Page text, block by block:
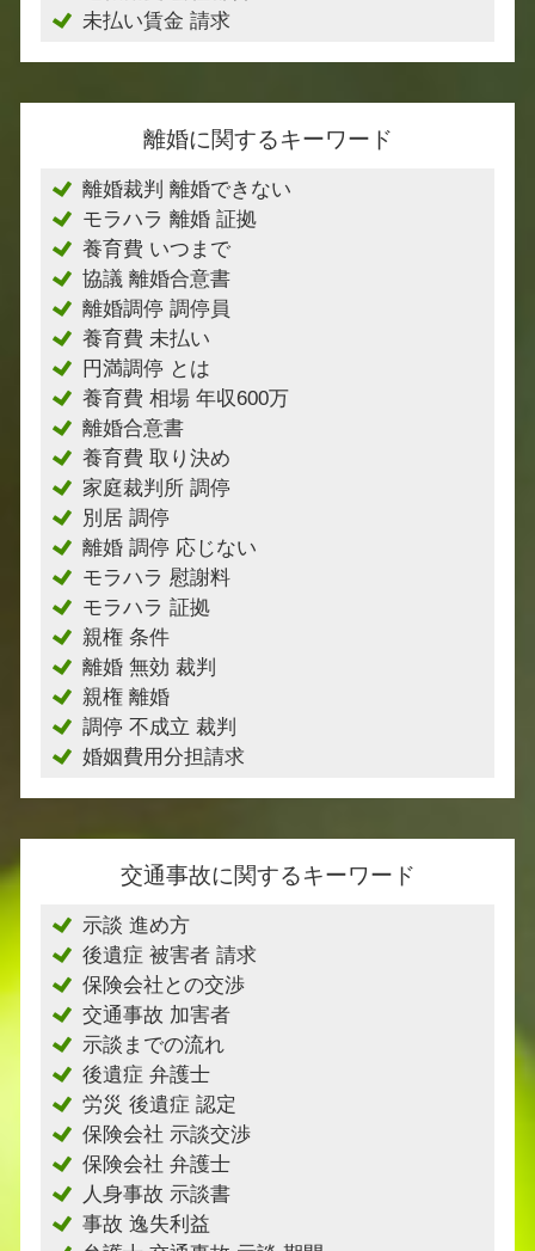
未払い賃金 請求
離婚に関するキーワード
離婚裁判 離婚できない
モラハラ 離婚 証拠
養育費 いつまで
協議 離婚合意書
離婚調停 調停員
養育費 未払い
円満調停 とは
養育費 相場 年収600万
離婚合意書
養育費 取り決め
家庭裁判所 調停
別居 調停
離婚 調停 応じない
モラハラ 慰謝料
モラハラ 証拠
親権 条件
離婚 無効 裁判
親権 離婚
調停 不成立 裁判
婚姻費用分担請求
交通事故に関するキーワード
示談 進め方
後遺症 被害者 請求
保険会社との交渉
交通事故 加害者
示談までの流れ
後遺症 弁護士
労災 後遺症 認定
保険会社 示談交渉
保険会社 弁護士
人身事故 示談書
事故 逸失利益